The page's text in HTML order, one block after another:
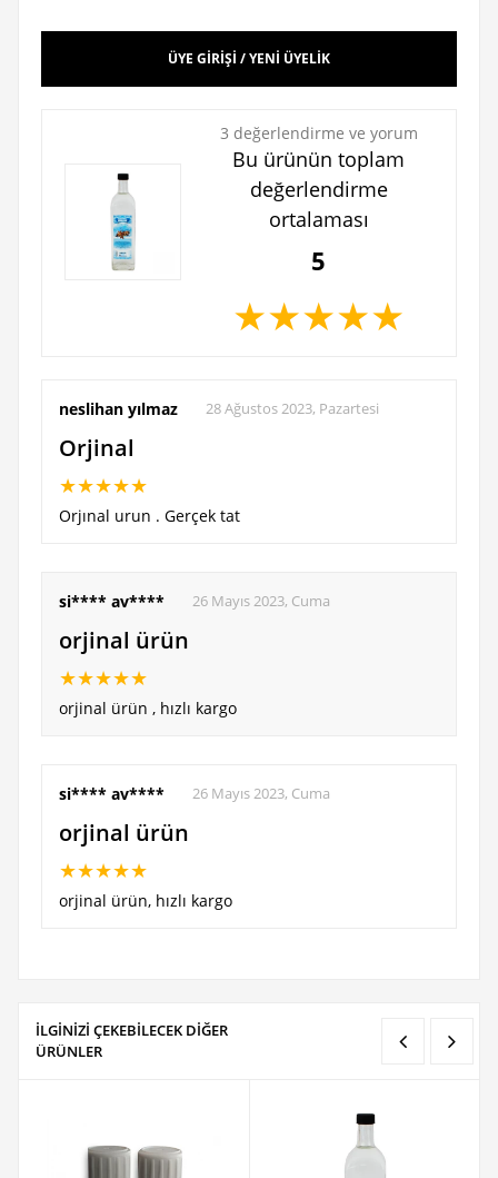
ÜYE GİRİŞİ / YENİ ÜYELİK
3 değerlendirme ve yorum
Bu ürünün toplam
değerlendirme
ortalaması
5
★★★★★
neslihan yılmaz 28 Ağustos 2023, Pazartesi
Orjinal
★★★★★
Orjınal urun . Gerçek tat
si**** av**** 26 Mayıs 2023, Cuma
orjinal ürün
★★★★★
orjinal ürün , hızlı kargo
si**** av**** 26 Mayıs 2023, Cuma
orjinal ürün
★★★★★
orjinal ürün, hızlı kargo
İLGİNİZİ ÇEKEBİLECEK DİĞER
ÜRÜNLER